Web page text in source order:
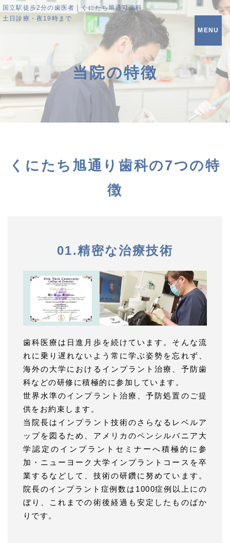
国立駅徒歩2分の歯医者｜くにたち旭通り歯科
土日診療・夜19時まで
MENU
当院の特徴
くにたち旭通り歯科の7つの特
徴
01.精密な治療技術
歯科医療は日進月歩を続けています。そんな流
れに乗り遅れないよう常に学ぶ姿勢を忘れず、
海外の大学におけるインプラント治療、予防歯
科などの研修に積極的に参加しています。
世界水準のインプラント治療、予防処置のご提
供をお約束します。
当院長はインプラント技術のさらなるレベルア
ップを図るため、アメリカのペンシルバニア大
学認定のインプラントセミナーへ積極的に参
加・ニューヨーク大学インプラントコースを卒
業するなどして、技術の研鑽に努めています。
院長のインプラント症例数は1000症例以上にの
ぼり、これまでの術後経過も安定したものばか
りです。